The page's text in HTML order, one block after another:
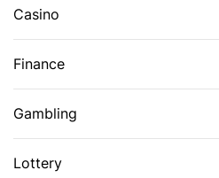
Casino
Finance
Gambling
Lottery